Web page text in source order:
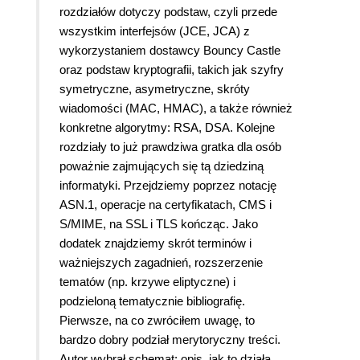
rozdziałów dotyczy podstaw, czyli przede
wszystkim interfejsów (JCE, JCA) z
wykorzystaniem dostawcy Bouncy Castle
oraz podstaw kryptografii, takich jak szyfry
symetryczne, asymetryczne, skróty
wiadomości (MAC, HMAC), a także również
konkretne algorytmy: RSA, DSA. Kolejne
rozdziały to już prawdziwa gratka dla osób
poważnie zajmujących się tą dziedziną
informatyki. Przejdziemy poprzez notację
ASN.1, operacje na certyfikatach, CMS i
S/MIME, na SSL i TLS kończąc. Jako
dodatek znajdziemy skrót terminów i
ważniejszych zagadnień, rozszerzenie
tematów (np. krzywe eliptyczne) i
podzieloną tematycznie bibliografię.
Pierwsze, na co zwróciłem uwagę, to
bardzo dobry podział merytoryczny treści.